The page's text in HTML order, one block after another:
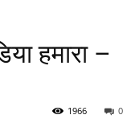
हमारा –
0
1966